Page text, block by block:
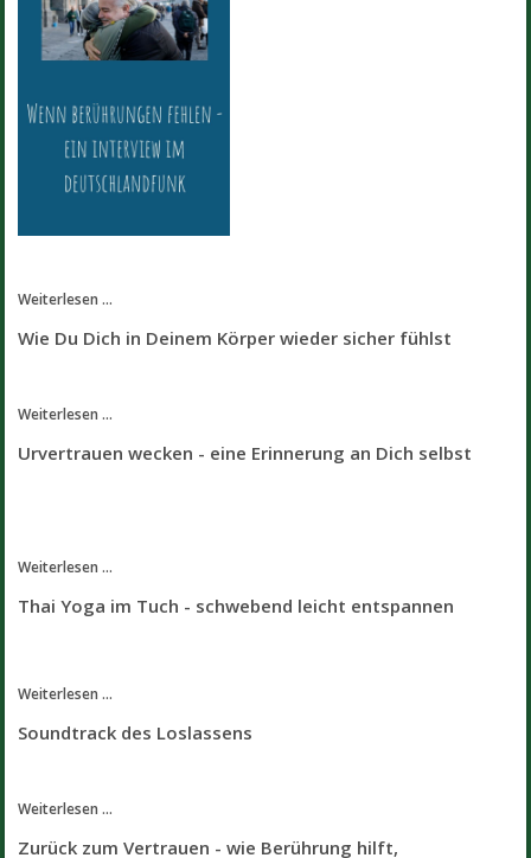
Weiterlesen ...
Wie Du Dich in Deinem Körper wieder sicher fühlst
Weiterlesen ...
Urvertrauen wecken - eine Erinnerung an Dich selbst
Weiterlesen ...
Thai Yoga im Tuch - schwebend leicht entspannen
Weiterlesen ...
Soundtrack des Loslassens
Weiterlesen ...
Zurück zum Vertrauen - wie Berührung hilft,